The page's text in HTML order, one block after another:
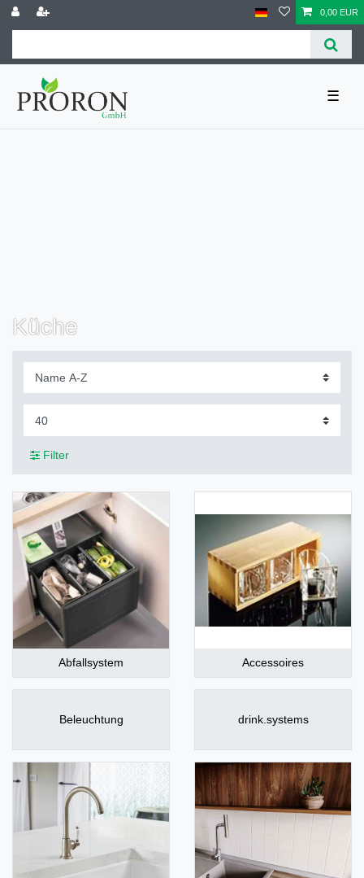
0,00 EUR
☰
Küche
Filter
Abfallsystem Accessoires
Beleuchtung drink.systems